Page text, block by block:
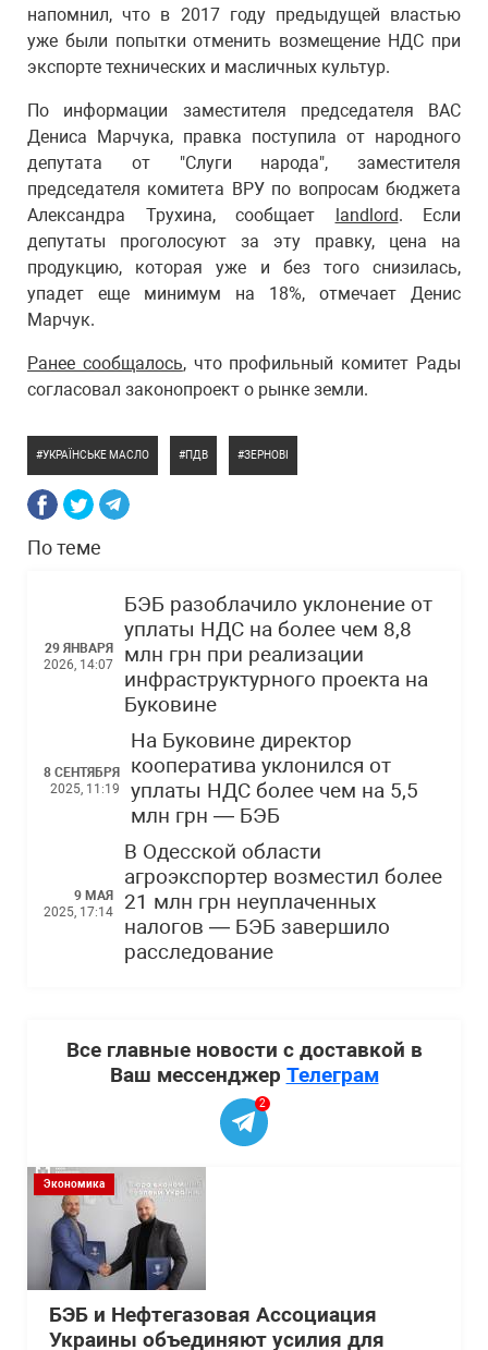
напомнил, что в 2017 году предыдущей властью
уже были попытки отменить возмещение НДС при
экспорте технических и масличных культур.
По информации заместителя председателя ВАС
Дениса Марчука, правка поступила от народного
депутата от "Слуги народа", заместителя
председателя комитета ВРУ по вопросам бюджета
Александра Трухина, сообщает landlord. Если
депутаты проголосуют за эту правку, цена на
продукцию, которая уже и без того снизилась,
упадет еще минимум на 18%, отмечает Денис
Марчук.
Ранее сообщалось, что профильный комитет Рады
согласовал законопроект о рынке земли.
УКРАЇНСЬКЕ МАСЛО ПДВ ЗЕРНОВІ
По теме
29 ЯНВАРЯ
2026, 14:07
БЭБ разоблачило уклонение от
уплаты НДС на более чем 8,8
млн грн при реализации
инфраструктурного проекта на
Буковине
8 СЕНТЯБРЯ
2025, 11:19
На Буковине директор
кооператива уклонился от
уплаты НДС более чем на 5,5
млн грн — БЭБ
9 МАЯ
2025, 17:14
В Одесской области
агроэкспортер возместил более
21 млн грн неуплаченных
налогов — БЭБ завершило
расследование
Все главные новости с доставкой в
Ваш мессенджер Телеграм
2
Экономика
БЭБ и Нефтегазовая Ассоциация
Украины объединяют усилия для